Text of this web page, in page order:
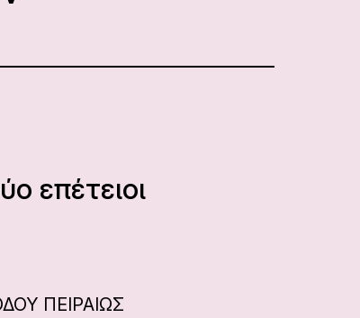
επέτειοι
ΠΕΙΡΑΙΩΣ